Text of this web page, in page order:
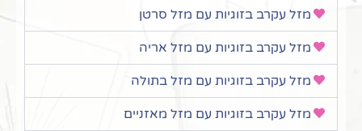
מזל עקרב בזוגיות עם מזל סרטן
מזל עקרב בזוגיות עם מזל אריה
מזל עקרב בזוגיות עם מזל בתולה
מזל עקרב בזוגיות עם מזל מאזניים